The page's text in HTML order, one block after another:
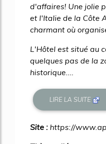
d'affaires! Une jolie
et l'Italie de la Côte
charmant où
L'Hôtel est situé au
quelques pas de la
historique....
LIRE LA SUITE
Site : https://